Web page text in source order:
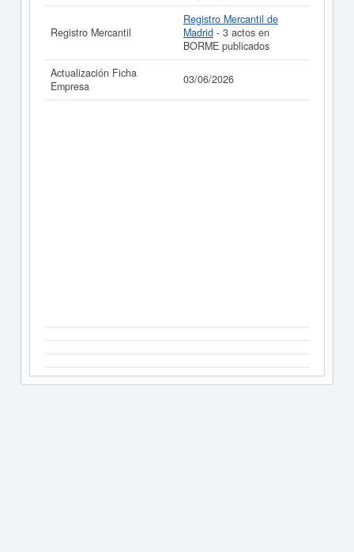
Registro Mercantil
Registro Mercantil de
Madrid - 3 actos en
BORME publicados
Actualización Ficha
Empresa
03/06/2026